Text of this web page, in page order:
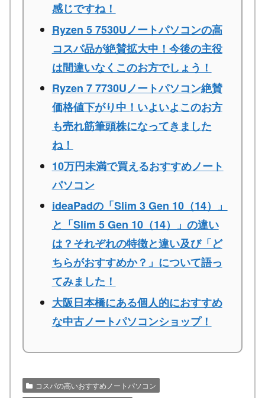
感じですね！
Ryzen 5 7530Uノートパソコンの高
コスパ品が絶賛拡大中！今後の主役
は間違いなくこのお方でしょう！
Ryzen 7 7730Uノートパソコン絶賛
価格値下がり中！いよいよこのお方
も売れ筋筆頭株になってきました
ね！
10万円未満で買えるおすすめノート
パソコン
ideaPadの「Slim 3 Gen 10（14）」
と「Slim 5 Gen 10（14）」の違い
は？それぞれの特徴と違い及び「ど
ちらがおすすめか？」について語っ
てみました！
大阪日本橋にある個人的におすすめ
な中古ノートパソコンショップ！
コスパの高いおすすめノートパソコン